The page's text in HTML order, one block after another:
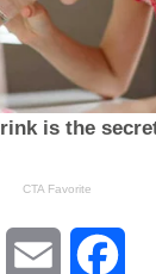
Twitter Email